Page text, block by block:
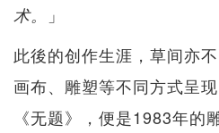
术。
」
此後的创作生涯，草间亦
画布、雕塑等不同方式呈
《无题》，便是1983年的